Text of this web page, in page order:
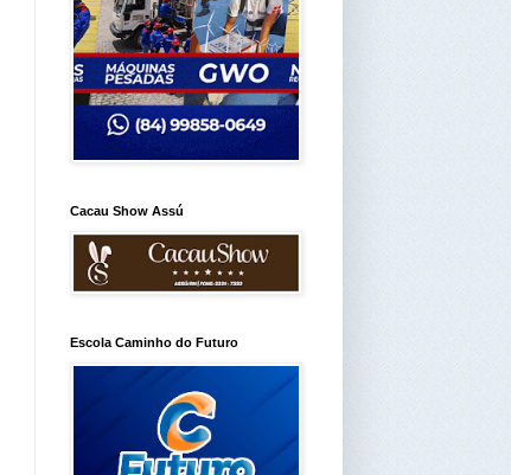
Cacau Show Assú
Escola Caminho do Futuro